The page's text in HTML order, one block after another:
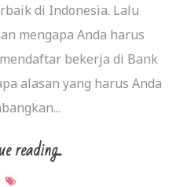
di Indonesia. Lalu
mengapa Anda harus
bekerja di Bank
alasan yang harus Anda
reading...